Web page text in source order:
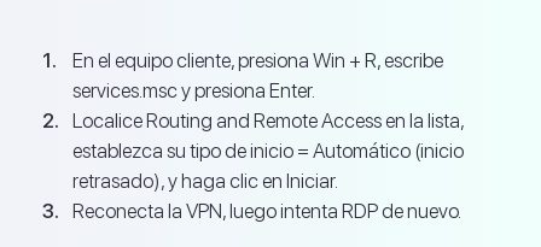
En el equipo cliente, presiona Win + R, escribe
services.msc y presiona Enter.
Localice Routing and Remote Access en la lista,
establezca su tipo de inicio = Automático (inicio
retrasado), y haga clic en Iniciar.
Reconecta la VPN, luego intenta RDP de nuevo.